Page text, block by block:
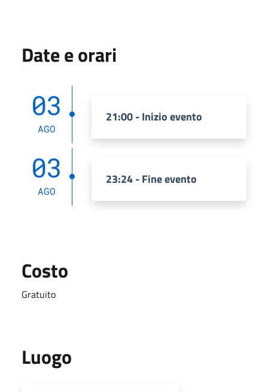
Date e orari
03
AGO
21:00 - Inizio evento
03
AGO
23:24 - Fine evento
Costo
Gratuito
Luogo